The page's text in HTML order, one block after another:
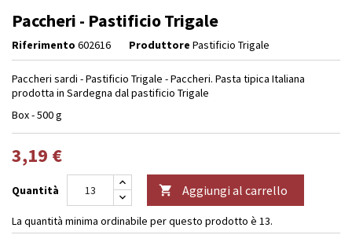
Paccheri - Pastificio Trigale
Riferimento 602616 Produttore Pastificio Trigale
Paccheri sardi - Pastificio Trigale - Paccheri. Pasta tipica Italiana
prodotta in Sardegna dal pastificio Trigale
Box - 500 g
3,19 €
Quantità  Aggiungi al carrello
La quantità minima ordinabile per questo prodotto è 13.